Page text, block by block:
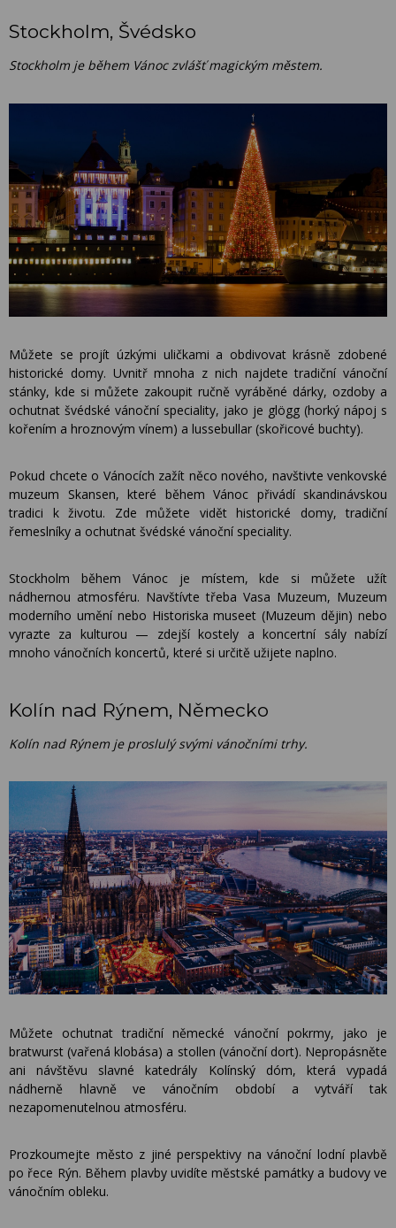
Stockholm, Švédsko
Stockholm je během Vánoc zvlášť magickým městem.
Můžete se projít úzkými uličkami a obdivovat krásně zdobené
historické domy. Uvnitř mnoha z nich najdete tradiční vánoční
stánky, kde si můžete zakoupit ručně vyráběné dárky, ozdoby a
ochutnat švédské vánoční speciality, jako je glögg (horký nápoj s
kořením a hroznovým vínem) a lussebullar (skořicové buchty).
Pokud chcete o Vánocích zažít něco nového, navštivte venkovské
muzeum Skansen, které během Vánoc přivádí skandinávskou
tradici k životu. Zde můžete vidět historické domy, tradiční
řemeslníky a ochutnat švédské vánoční speciality.
Stockholm během Vánoc je místem, kde si můžete užít
nádhernou atmosféru. Navštívte třeba Vasa Muzeum, Muzeum
moderního umění nebo Historiska museet (Muzeum dějin) nebo
vyrazte za kulturou — zdejší kostely a koncertní sály nabízí
mnoho vánočních koncertů, které si určitě užijete naplno.
Kolín nad Rýnem, Německo
Kolín nad Rýnem je proslulý svými vánočními trhy.
Můžete ochutnat tradiční německé vánoční pokrmy, jako je
bratwurst (vařená klobása) a stollen (vánoční dort). Nepropásněte
ani návštěvu slavné katedrály Kolínský dóm, která vypadá
nádherně hlavně ve vánočním období a vytváří tak
nezapomenutelnou atmosféru.
Prozkoumejte město z jiné perspektivy na vánoční lodní plavbě
po řece Rýn. Během plavby uvidíte městské památky a budovy ve
vánočním obleku.